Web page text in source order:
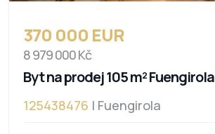
370 000 EUR
8 979 000 Kč
Byt na prodej 105 m² Fuengirola
125438476 | Fuengirola